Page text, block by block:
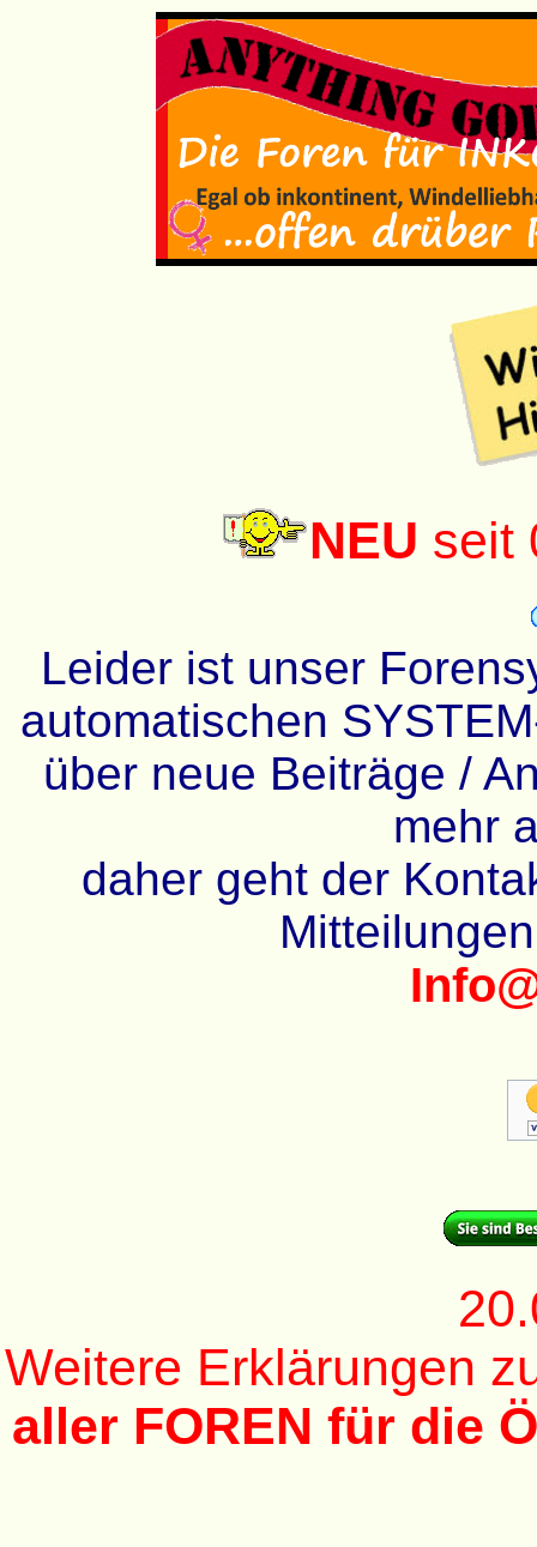
NEU seit
Leider ist unser
automatischen
über neue Beiträge /
mehr
daher geht der
Weitere Erklärungen
aller FOREN für die